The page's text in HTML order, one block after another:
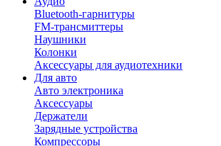
Bluetooth-гарнитуры
FM-трансмиттеры
Наушники
Колонки
Аксессуары для аудиотехники
Для авто
Авто электроника
Аксессуары
Держатели
Зарядные устройства
Компрессоры